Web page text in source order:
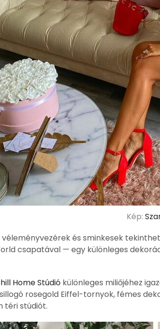
Kép:
és sminkesek
csapatával — egy különleges
Home Stúdió különleges miliőjéhez
rosegold Eiffel-tornyok, fémes
téri stúdiót.